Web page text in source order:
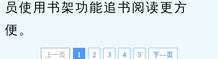
员使用书架功能追书阅读更方
便。
上一页 1 2 3 4 5 下—页